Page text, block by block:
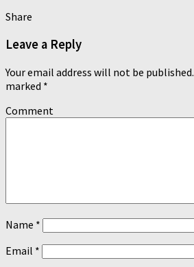
Share
Leave a Reply
Your email address will not be published.
marked *
Comment
Name *
Email *